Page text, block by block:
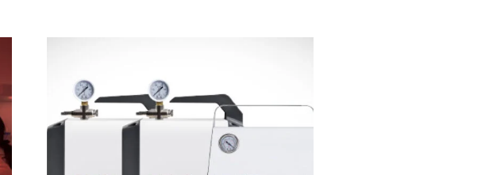
Bombas de vácuo de diafragma, isentas
de óleo Filtrilo